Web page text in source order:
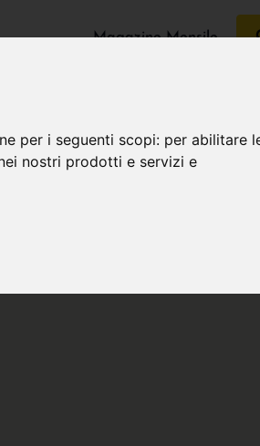
per i seguenti scopi: per abilitare
nostri prodotti e servizi e
Magazine Mensile